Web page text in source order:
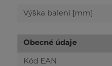
Výška balení [mm]
Obecné údaje
Kód EAN